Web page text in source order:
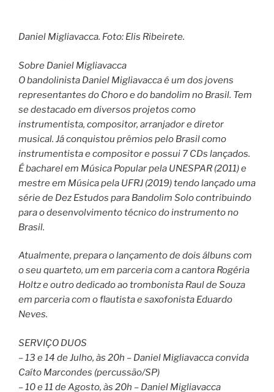
Daniel Migliavacca. Foto: Elis Ribeirete.
Sobre Daniel Migliavacca
O bandolinista Daniel Migliavacca é um dos jovens
representantes do Choro e do bandolim no Brasil. Tem
se destacado em diversos projetos como
instrumentista, compositor, arranjador e diretor
musical. Já conquistou prêmios pelo Brasil como
instrumentista e compositor e possui 7 CDs lançados.
É bacharel em Música Popular pela UNESPAR (2011) e
mestre em Música pela UFRJ (2019) tendo lançado uma
série de Dez Estudos para Bandolim Solo contribuindo
para o desenvolvimento técnico do instrumento no
Brasil.
Atualmente, prepara o lançamento de dois álbuns com
o seu quarteto, um em parceria com a cantora Rogéria
Holtz e outro dedicado ao trombonista Raul de Souza
em parceria com o flautista e saxofonista Eduardo
Neves.
SERVIÇO DUOS
– 13 e 14 de Julho, às 20h – Daniel Migliavacca convida
Caíto Marcondes (percussão/SP)
– 10 e 11 de Agosto, às 20h – Daniel Migliavacca